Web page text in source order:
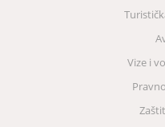
Vize i